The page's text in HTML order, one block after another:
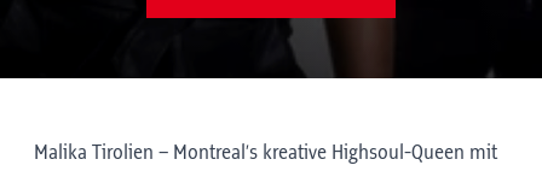
Malika Tirolien – Montreal’s kreative Highsoul-Queen mit